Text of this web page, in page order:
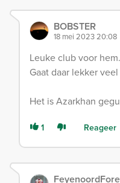
BOBSTER
18 mei 2023 20:08
Leuke club voor hem.
Gaat daar lekker
Het is Azarkhan
1 Reageer